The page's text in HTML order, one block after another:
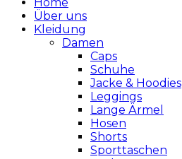
Über uns
Kleidung
Damen
Caps
Schuhe
Jacke & Hoodies
Leggings
Lange Ärmel
Hosen
Shorts
Sporttaschen